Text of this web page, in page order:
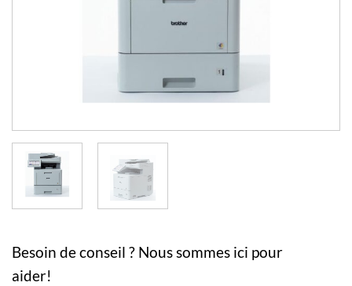
Besoin de conseil ? Nous sommes ici pour
aider!